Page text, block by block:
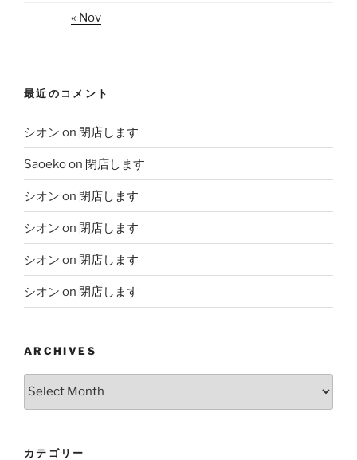
« Nov
最近のコメント
シオン on 閉店します
Saoekoon 閉店します
シオン on 閉店します
シオン on 閉店します
シオン on 閉店します
シオン on 閉店します
ARCHIVES
Archives
カテゴリー